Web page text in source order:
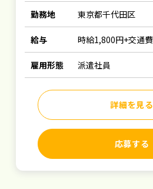
勤務地 東京都千代田区
給与 時給1,800円+交通費
雇用形態 派遣社員
詳細を見る
応募する